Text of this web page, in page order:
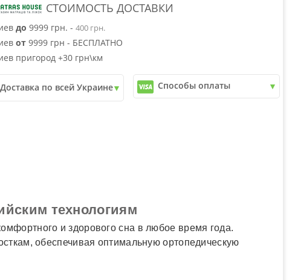
СТОИМОСТЬ ДОСТАВКИ
до 9999 грн. - 400 грн.
от9999 грн - БЕСПЛАТНО
пригород +30 грн\км
Доставка по всей Украине Способы оплаты
технологиям
и здорового сна в любое время года.
обеспечивая оптимальную ортопедическую